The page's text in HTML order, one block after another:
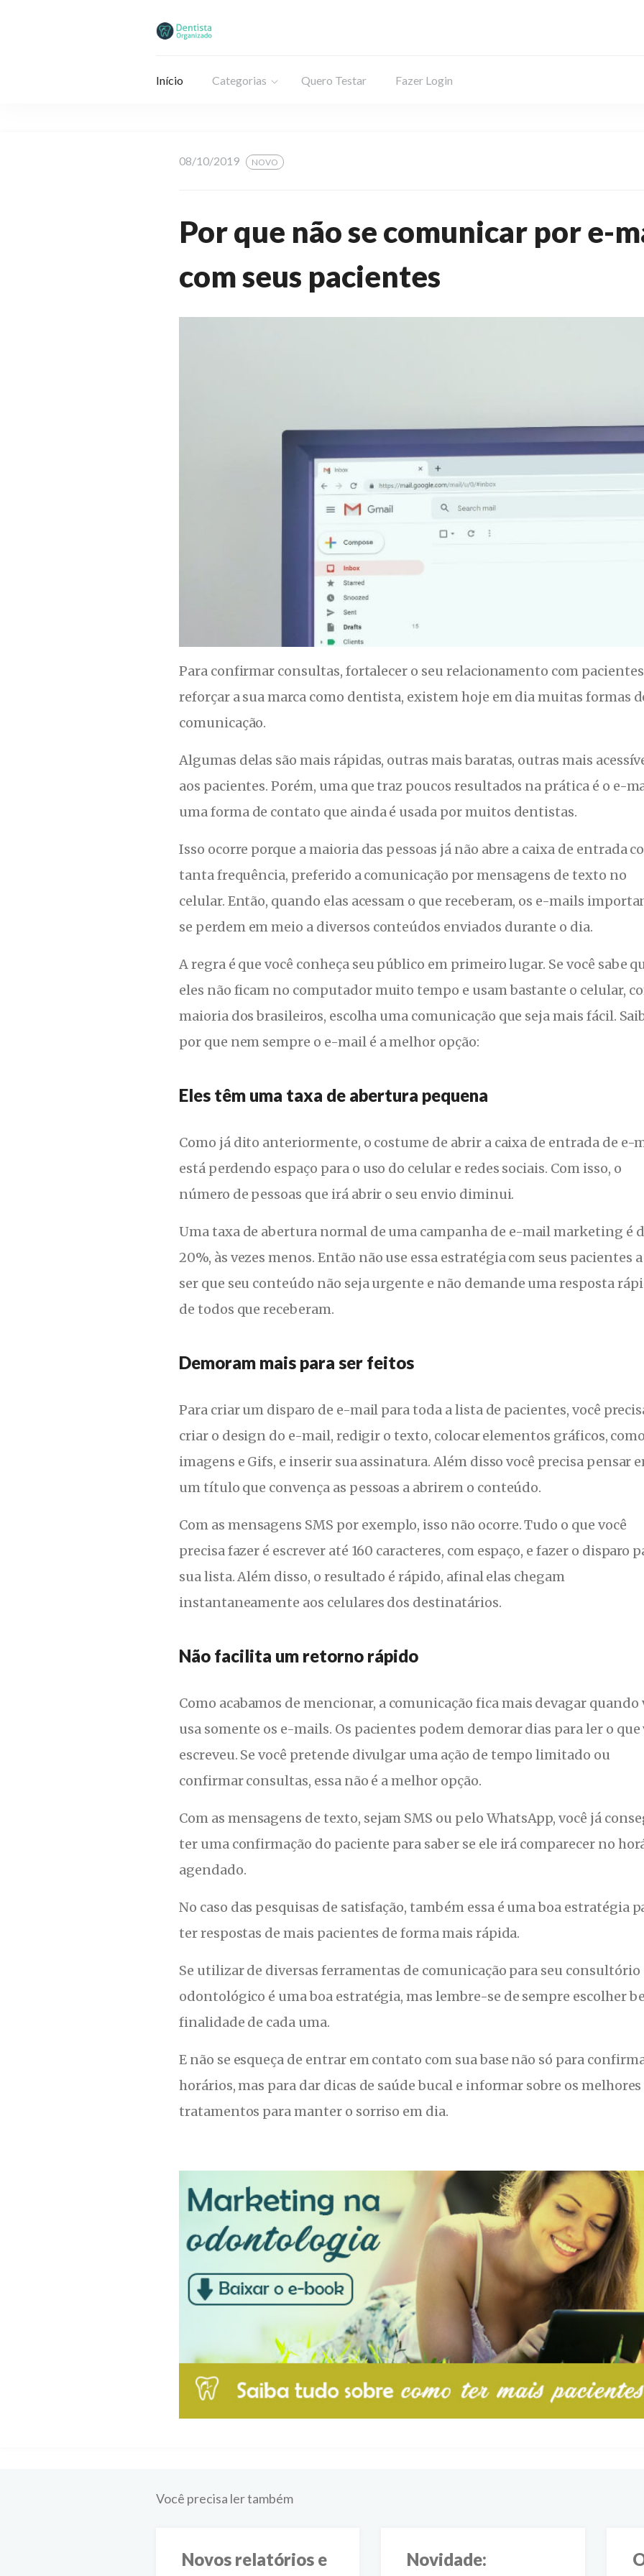
Início Categorias Quero Testar Fazer Login
08/10/2019 NOVO
Por que não se comunicar por e-
com seus pacientes
Para confirmar consultas, fortalecer o seu relacionamento com pacientes
reforçar a sua marca como dentista, existem hoje em dia muitas formas
comunicação.
Algumas delas são mais rápidas, outras mais baratas, outras mais
aos pacientes. Porém, uma que traz poucos resultados na prática é o e-
uma forma de contato que ainda é usada por muitos dentistas.
Isso ocorre porque a maioria das pessoas já não abre a caixa de entrada
tanta frequência, preferido a comunicação por mensagens de texto no
celular. Então, quando elas acessam o que receberam, os e-mails
se perdem em meio a diversos conteúdos enviados durante o dia.
A regra é que você conheça seu público em primeiro lugar. Se você sabe
eles não ficam no computador muito tempo e usam bastante o celular,
maioria dos brasileiros, escolha uma comunicação que seja mais fácil.
por que nem sempre o e-mail é a melhor opção:
Eles têm uma taxa de abertura pequena
Como já dito anteriormente, o costume de abrir a caixa de entrada de e-
está perdendo espaço para o uso do celular e redes sociais. Com isso, o
número de pessoas que irá abrir o seu envio diminui.
Uma taxa de abertura normal de uma campanha de e-mail marketing é
20%, às vezes menos. Então não use essa estratégia com seus pacientes
ser que seu conteúdo não seja urgente e não demande uma resposta
de todos que receberam.
Demoram mais para ser feitos
Para criar um disparo de e-mail para toda a lista de pacientes, você
criar o design do e-mail, redigir o texto, colocar elementos gráficos, como
imagens e Gifs, e inserir sua assinatura. Além disso você precisa pensar
um título que convença as pessoas a abrirem o conteúdo.
Com as mensagens SMS por exemplo, isso não ocorre. Tudo o que você
precisa fazer é escrever até 160 caracteres, com espaço, e fazer o disparo
sua lista. Além disso, o resultado é rápido, afinal elas chegam
instantaneamente aos celulares dos destinatários.
Não facilita um retorno rápido
Como acabamos de mencionar, a comunicação fica mais devagar quando
usa somente os e-mails. Os pacientes podem demorar dias para ler o que
escreveu. Se você pretende divulgar uma ação de tempo limitado ou
confirmar consultas, essa não é a melhor opção.
Com as mensagens de texto, sejam SMS ou pelo WhatsApp, você já
ter uma confirmação do paciente para saber se ele irá comparecer no
agendado.
No caso das pesquisas de satisfação, também essa é uma boa estratégia
ter respostas de mais pacientes de forma mais rápida.
Se utilizar de diversas ferramentas de comunicação para seu consultório
odontológico é uma boa estratégia, mas lembre-se de sempre escolher
finalidade de cada uma.
E não se esqueça de entrar em contato com sua base não só para
horários, mas para dar dicas de saúde bucal e informar sobre os melhores
tratamentos para manter o sorriso em dia.
Você precisa ler também
Novos relatórios e
Novidade: